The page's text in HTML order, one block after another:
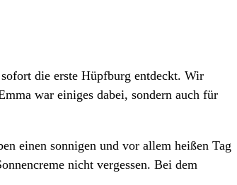
die erste Hüpfburg entdeckt. Wir
war einiges dabei, sondern auch für
einen sonnigen und vor allem heißen Tag
nicht vergessen. Bei dem